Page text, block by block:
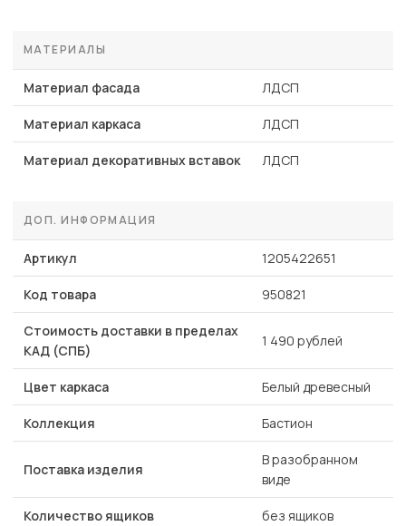
МАТЕРИАЛЫ
Материал фасада ЛДСП
Материал каркаса ЛДСП
Материал декоративных вставок ЛДСП
ДОП. ИНФОРМАЦИЯ
Артикул 1205422651
Код товара 950821
Стоимость доставки в пределах
КАД (СПБ)
1 490 рублей
Цвет каркаса Белый древесный
Коллекция Бастион
Поставка изделия
В разобранном
виде
Количество ящиков без ящиков